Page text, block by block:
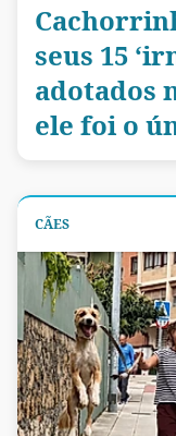
seus 15
adotados
ele foi o
CÃES